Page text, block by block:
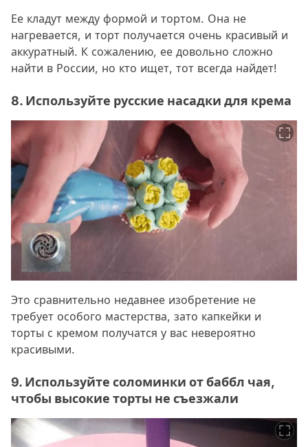
Ее кладут между формой и тортом. Она не
нагревается, и торт получается очень красивый и
аккуратный. К сожалению, ее довольно сложно
найти в России, но кто ищет, тот всегда найдет!
8. Используйте русские насадки для крема
Это сравнительно недавнее изобретение не
требует особого мастерства, зато капкейки и
торты с кремом получатся у вас невероятно
красивыми.
9. Используйте соломинки от баббл чая,
чтобы высокие торты не съезжали